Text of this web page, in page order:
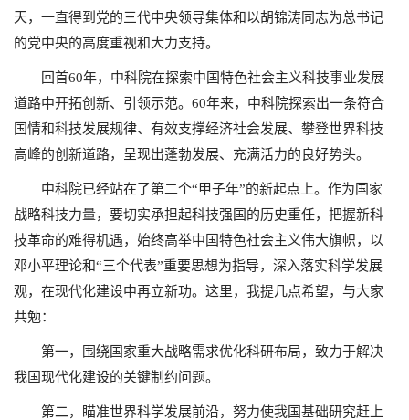
天，一直得到党的三代中央领导集体和以胡锦涛同志为总书记
的党中央的高度重视和大力支持。
回首60年，中科院在探索中国特色社会主义科技事业发展
道路中开拓创新、引领示范。60年来，中科院探索出一条符合
国情和科技发展规律、有效支撑经济社会发展、攀登世界科技
高峰的创新道路，呈现出蓬勃发展、充满活力的良好势头。
中科院已经站在了第二个“甲子年”的新起点上。作为国家
战略科技力量，要切实承担起科技强国的历史重任，把握新科
技革命的难得机遇，始终高举中国特色社会主义伟大旗帜，以
邓小平理论和“三个代表”重要思想为指导，深入落实科学发展
观，在现代化建设中再立新功。这里，我提几点希望，与大家
共勉：
第一，围绕国家重大战略需求优化科研布局，致力于解决
我国现代化建设的关键制约问题。
第二，瞄准世界科学发展前沿，努力使我国基础研究赶上